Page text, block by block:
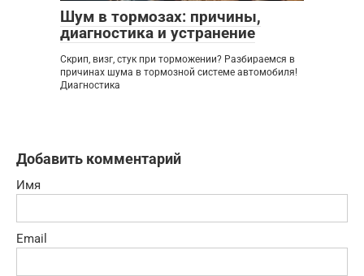
Шум в тормозах: причины,
диагностика и устранение
Скрип, визг, стук при торможении? Разбираемся в
причинах шума в тормозной системе автомобиля!
Диагностика
Добавить комментарий
Имя
Email